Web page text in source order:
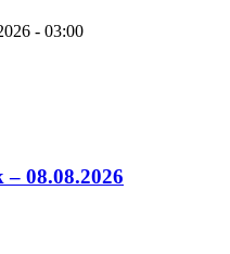
- 03:00
08.08.2026